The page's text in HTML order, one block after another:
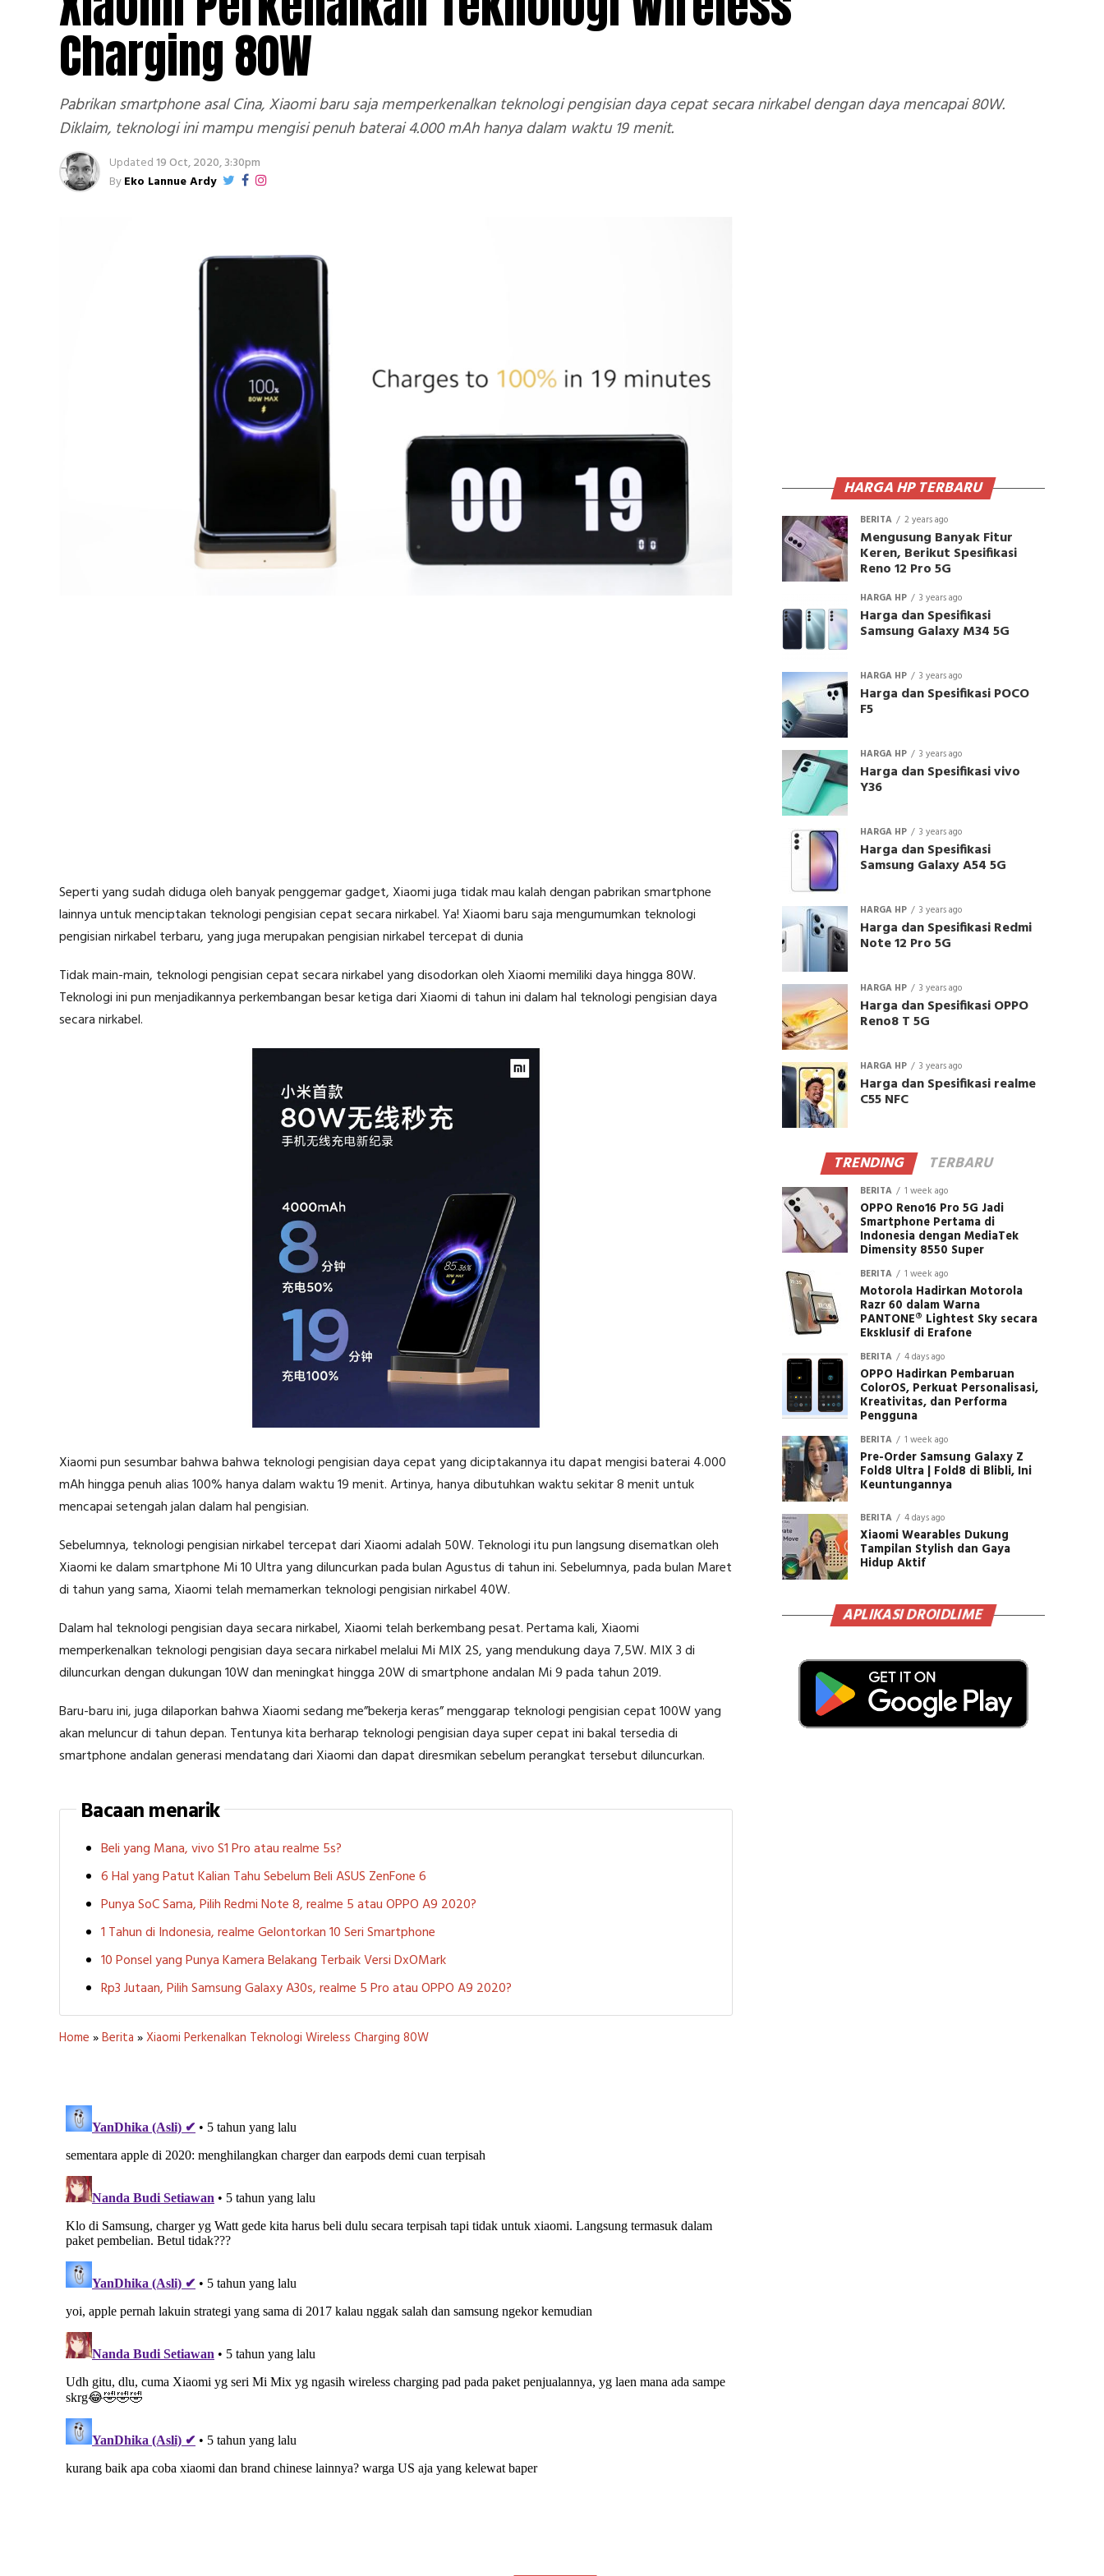
Charging 80W
Pabrikan smartphone asal Cina, Xiaomi baru saja memperkenalkan teknologi pengisian daya cepat secara nirkabel dengan daya mencapai 80W.
Diklaim, teknologi ini mampu mengisi penuh baterai 4.000 mAh hanya dalam waktu 19 menit.
Updated 19 Oct, 2020, 3:30pm
ByEko Lannue Ardy
Seperti yang sudah diduga oleh banyak penggemar gadget, Xiaomi juga tidak mau kalah dengan pabrikan smartphone
lainnya untuk menciptakan teknologi pengisian cepat secara nirkabel. Ya! Xiaomi baru saja mengumumkan teknologi
pengisian nirkabel terbaru, yang juga merupakan pengisian nirkabel tercepat di dunia
Tidak main-main, teknologi pengisian cepat secara nirkabel yang disodorkan oleh Xiaomi memiliki daya hingga 80W.
Teknologi ini pun menjadikannya perkembangan besar ketiga dari Xiaomi di tahun ini dalam hal teknologi pengisian daya
secara nirkabel.
Xiaomi pun sesumbar bahwa bahwa teknologi pengisian daya cepat yang diciptakannya itu dapat mengisi baterai 4.000
mAh hingga penuh alias 100% hanya dalam waktu 19 menit. Artinya, hanya dibutuhkan waktu sekitar 8 menit untuk
mencapai setengah jalan dalam hal pengisian.
Sebelumnya, teknologi pengisian nirkabel tercepat dari Xiaomi adalah 50W. Teknologi itu pun langsung disematkan oleh
Xiaomi ke dalam smartphone Mi 10 Ultra yang diluncurkan pada bulan Agustus di tahun ini. Sebelumnya, pada bulan Maret
di tahun yang sama, Xiaomi telah memamerkan teknologi pengisian nirkabel 40W.
Dalam hal teknologi pengisian daya secara nirkabel, Xiaomi telah berkembang pesat. Pertama kali, Xiaomi
memperkenalkan teknologi pengisian daya secara nirkabel melalui Mi MIX 2S, yang mendukung daya 7,5W. MIX 3 di
diluncurkan dengan dukungan 10W dan meningkat hingga 20W di smartphone andalan Mi 9 pada tahun 2019.
Baru-baru ini, juga dilaporkan bahwa Xiaomi sedang me”bekerja keras” menggarap teknologi pengisian cepat 100W yang
akan meluncur di tahun depan. Tentunya kita berharap teknologi pengisian daya super cepat ini bakal tersedia di
smartphone andalan generasi mendatang dari Xiaomi dan dapat diresmikan sebelum perangkat tersebut diluncurkan.
Bacaan menarik
Beli yang Mana, vivo S1 Pro atau realme 5s?
6 Hal yang Patut Kalian Tahu Sebelum Beli ASUS ZenFone 6
Punya SoC Sama, Pilih Redmi Note 8, realme 5 atau OPPO A9 2020?
1 Tahun di Indonesia, realme Gelontorkan 10 Seri Smartphone
10 Ponsel yang Punya Kamera Belakang Terbaik Versi DxOMark
Rp3 Jutaan, Pilih Samsung Galaxy A30s, realme 5 Pro atau OPPO A9 2020?
Home »Berita »Xiaomi Perkenalkan Teknologi Wireless Charging 80W
HARGA HP TERBARU
BERITA 2 years ago
Mengusung Banyak Fitur
Keren, Berikut Spesifikasi
Reno 12 Pro 5G
HARGA HP 3 years ago
Harga dan Spesifikasi
Samsung Galaxy M34 5G
HARGA HP 3 years ago
Harga dan Spesifikasi POCO
F5
HARGA HP 3 years ago
Harga dan Spesifikasi vivo
Y36
HARGA HP 3 years ago
Harga dan Spesifikasi
Samsung Galaxy A54 5G
HARGA HP 3 years ago
Harga dan Spesifikasi Redmi
Note 12 Pro 5G
HARGA HP 3 years ago
Harga dan Spesifikasi OPPO
Reno8 T 5G
HARGA HP 3 years ago
Harga dan Spesifikasi realme
C55 NFC
TRENDING TERBARU
BERITA 1 week ago
OPPO Reno16 Pro 5G Jadi
Smartphone Pertama di
Indonesia dengan MediaTek
Dimensity 8550 Super
BERITA 1 week ago
Motorola Hadirkan Motorola
Razr 60 dalam Warna
PANTONE® Lightest Sky secara
Eksklusif di Erafone
BERITA 4 days ago
OPPO Hadirkan Pembaruan
ColorOS, Perkuat Personalisasi,
Kreativitas, dan Performa
Pengguna
BERITA 1 week ago
Pre-Order Samsung Galaxy Z
Fold8 Ultra | Fold8 di Blibli, Ini
Keuntungannya
BERITA 4 days ago
Xiaomi Wearables Dukung
Tampilan Stylish dan Gaya
Hidup Aktif
APLIKASI DROIDLIME